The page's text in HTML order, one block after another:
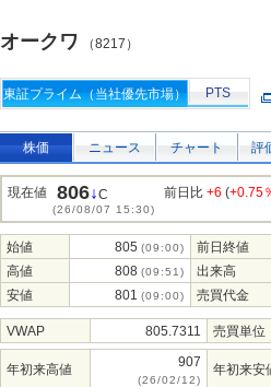
オークワ （8217）
東証プライム（当社優先市場） PTS
株価 ニュース チャート 評
現在値 806↓C
(26/08/07 15:30)
前日比 +6 (+0.75
始値 805 (09:00)
前日終値
高値
808 (09:51)
出来高
安値
801 (09:00) 売買代金
VWAP 805.7311 売買単位
年初来高値 907
(26/02/12)
年初来安